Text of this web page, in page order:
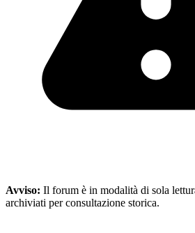
Avviso: Il forum è in modalità di sola
archiviati per consultazione storica.